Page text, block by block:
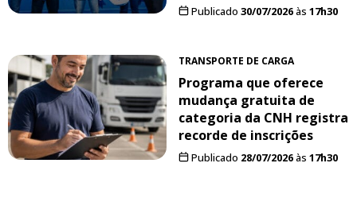
Publicado 30/07/2026às 17h30
TRANSPORTE DE CARGA
Programa que oferece
mudança gratuita de
categoria da CNH registra
recorde de inscrições
Publicado 28/07/2026às 17h30